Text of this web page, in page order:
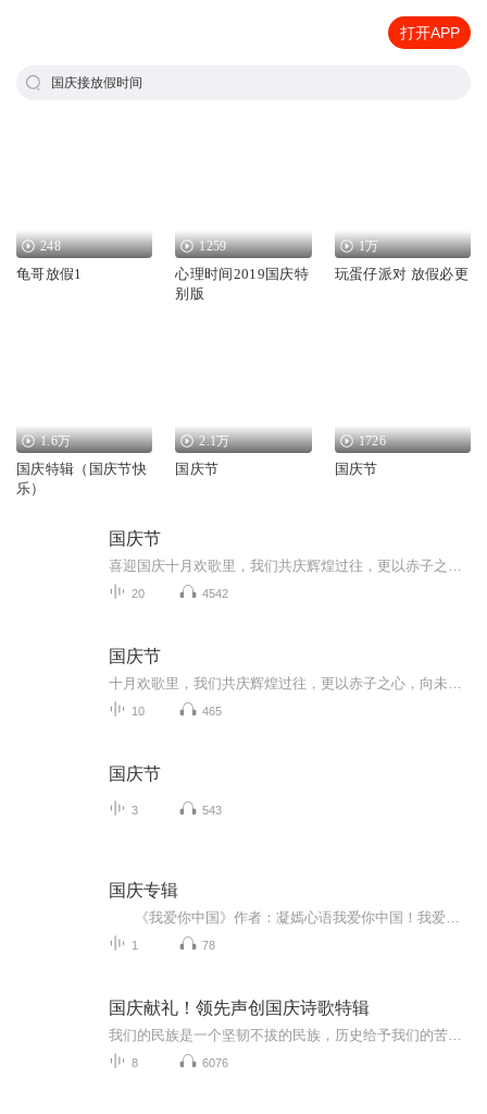
打开APP
国庆接放假时间
248
龟哥放假1
1259
心理时间2019国庆特
别版
1万
玩蛋仔派对 放假必更
1.6万
国庆特辑（国庆节快
乐）
2.1万
国庆节
1726
国庆节
国庆节
20 4542
国庆节
10 465
国庆节
3 543
国庆专辑
1 78
国庆献礼！领先声创国庆诗歌特辑
8 6076